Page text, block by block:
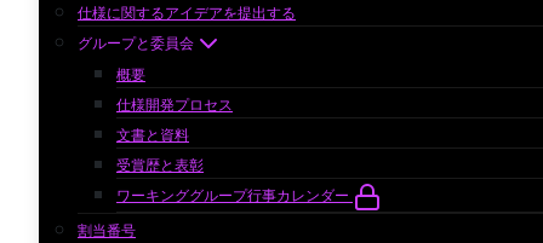
仕様に関するアイデアを提出する
グループと委員会
概要
仕様開発プロセス
文書と資料
受賞歴と表彰
ワーキンググループ行事カレンダー
割当番号